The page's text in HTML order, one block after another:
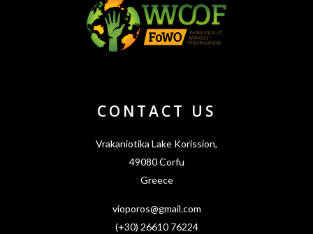
CONTACT US
Vrakaniotika Lake Korission,
49080 Corfu
Greece
vioporos@gmail.com
(+30) 26610 76224